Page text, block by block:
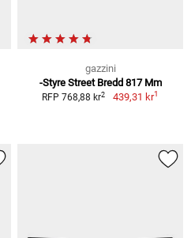
gazzini
-Styre Street Bredd 817 Mm
RFP 768,88 kr2 439,31 kr1